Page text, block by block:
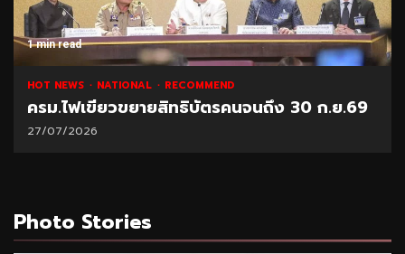
1 min read
HOT NEWS NATIONAL RECOMMEND
ครม.ไฟเขียวขยายสิทธิบัตรคนจนถึง 30 ก.ย.69
27/07/2026
Photo Stories